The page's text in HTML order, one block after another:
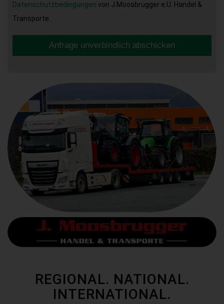
Datenschutzbedingungen von J.Moosbrugger e.U. Handel &
Transporte.
Anfrage unverbindlich abschicken
REGIONAL. NATIONAL.
INTERNATIONAL.